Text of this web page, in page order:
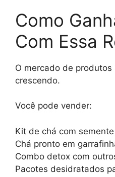
Como
Com Essa
O mercado de produtos
crescendo.
Você pode vender:
Kit de chá com
Chá pronto em
Combo detox com
Pacotes desidratados